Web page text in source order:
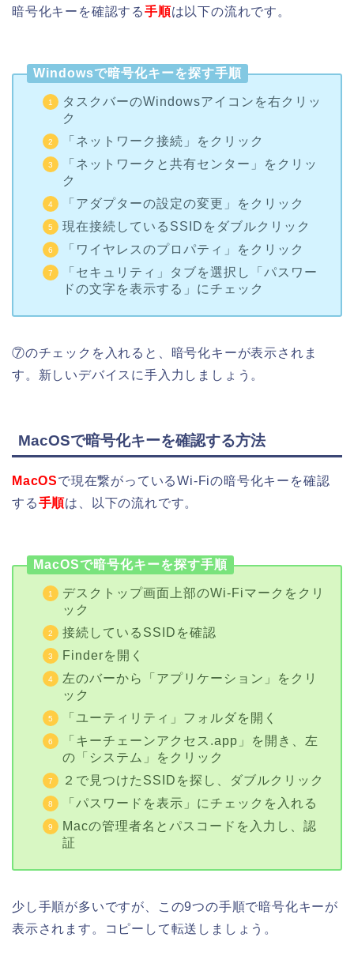
暗号化キーを確認する手順は以下の流れです。
Windowsで暗号化キーを探す手順
タスクバーのWindowsアイコンを右クリッ
ク
「ネットワーク接続」をクリック
「ネットワークと共有センター」をクリッ
ク
「アダプターの設定の変更」をクリック
現在接続しているSSIDをダブルクリック
「ワイヤレスのプロパティ」をクリック
「セキュリティ」タブを選択し「パスワー
ドの文字を表示する」にチェック
⑦のチェックを入れると、暗号化キーが表示されま
す。新しいデバイスに手入力しましょう。
MacOSで暗号化キーを確認する方法
MacOSで現在繋がっているWi-Fiの暗号化キーを確認
する手順は、以下の流れです。
MacOSで暗号化キーを探す手順
デスクトップ画面上部のWi-Fiマークをクリ
ック
接続しているSSIDを確認
Finderを開く
左のバーから「アプリケーション」をクリ
ック
「ユーティリティ」フォルダを開く
「キーチェーンアクセス.app」を開き、左
の「システム」をクリック
２で見つけたSSIDを探し、ダブルクリック
「パスワードを表示」にチェックを入れる
Macの管理者名とパスコードを入力し、認
証
少し手順が多いですが、この9つの手順で暗号化キーが
表示されます。コピーして転送しましょう。